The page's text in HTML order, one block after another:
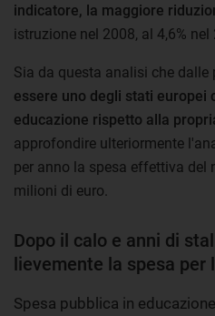
indicatore, la maggiore
istruzione nel 2008, al 4,6% nel
Sia da questa analisi che dalle
essere uno degli stati europei
educazione rispetto alla
approfondire ulteriormente
per anno la spesa effettiva del
milioni di euro.
Dopo il calo e anni di
lievemente la spesa per
Spesa pubblica in